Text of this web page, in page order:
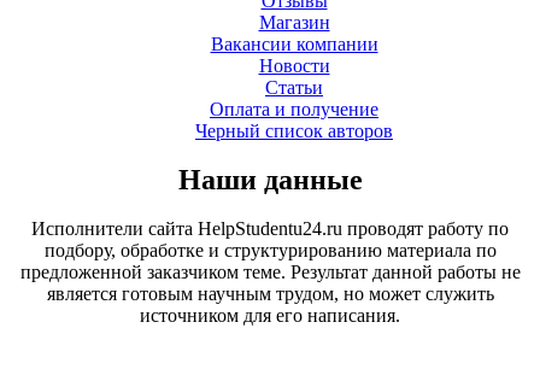
Магазин
Вакансии компании
Новости
Статьи
Оплата и получение
Черный список авторов
Наши данные
Исполнители сайта HelpStudentu24.ru проводят работу по
подбору, обработке и структурированию материала по
предложенной заказчиком теме. Результат данной работы не
является готовым научным трудом, но может служить
источником для его написания.